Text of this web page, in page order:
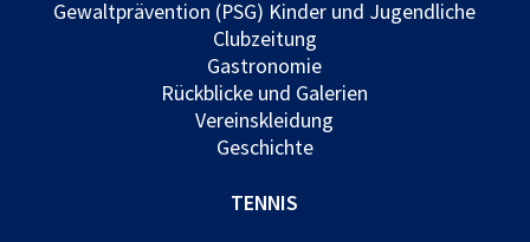
Gewaltprävention (PSG) Kinder und Jugendliche
Clubzeitung
Gastronomie
Rückblicke und Galerien
Vereinskleidung
Geschichte
TENNIS